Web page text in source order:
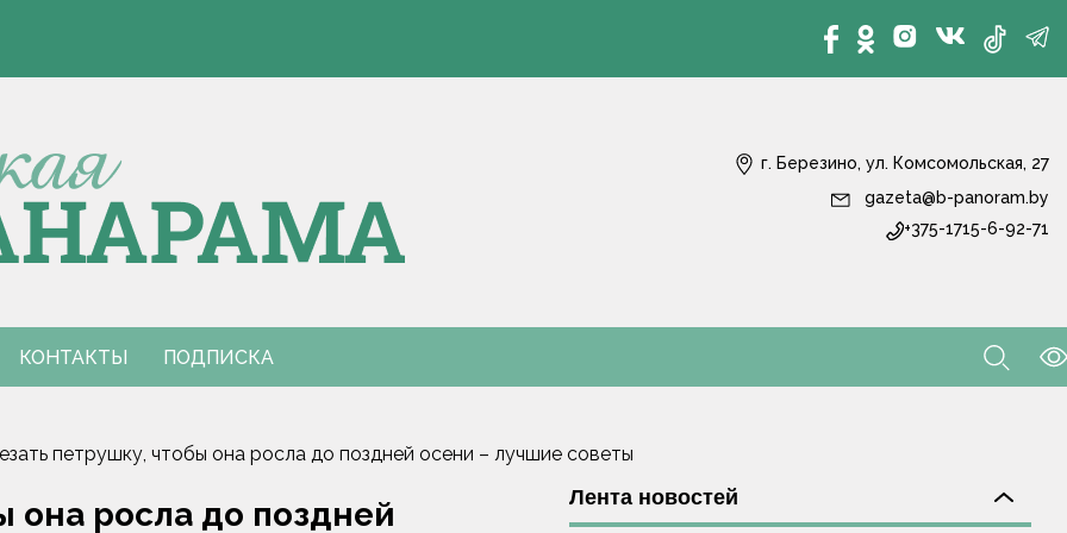
по пятиборью
с КАМАЗом
по пятиборью
с КАМАЗом
г. Березино, ул. Комсомольская, 27
gazeta@b-panoram.by
+375-1715-6-92-71
КОНТАКТЫ ПОДПИСКА
петрушку, чтобы она росла до поздней осени – лучшие советы
она росла до поздней
Лента новостей